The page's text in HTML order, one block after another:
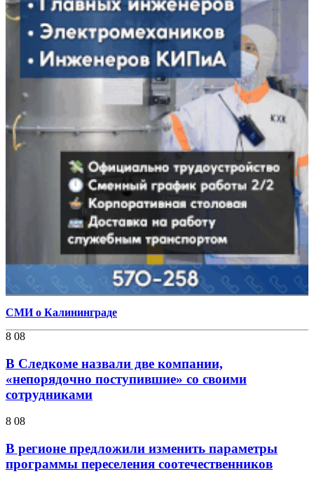
СМИ о Калининграде
8 08
В Следкоме назвали две компании,
«непорядочно поступившие» со своими
сотрудниками
8 08
В регионе предложили изменить параметры
программы переселения соотечественников